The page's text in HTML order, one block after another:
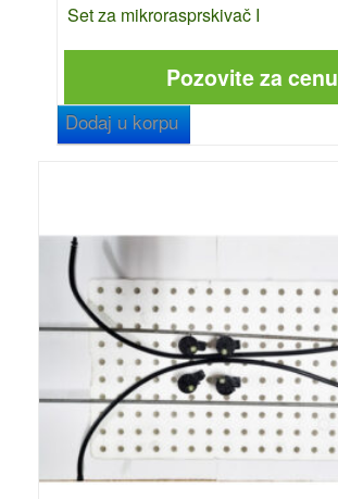
Set za mikrorasprskivač I
Pozovite za cenu
Dodaj u korpu